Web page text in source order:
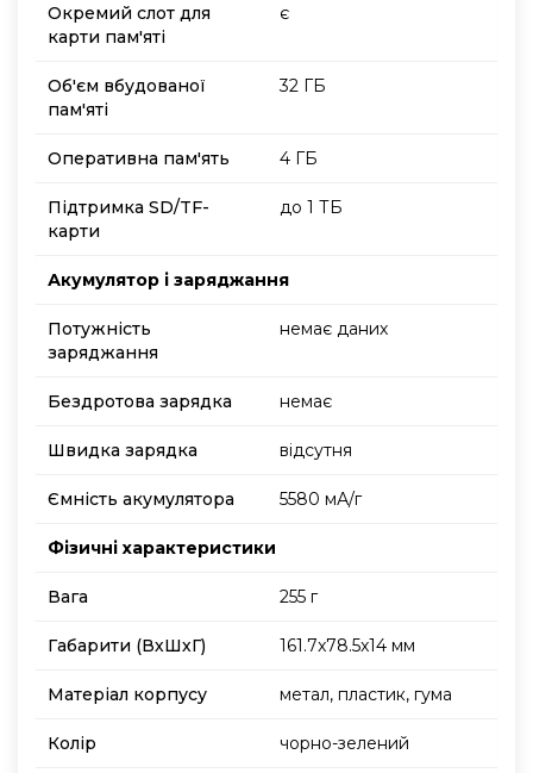
Окремий слот для
карти пам'яті
є
Об'єм вбудованої
пам'яті
32 ГБ
Оперативна пам'ять 4 ГБ
Підтримка SD/TF-
карти
до 1 ТБ
Акумулятор і заряджання
Потужність
заряджання
немає даних
Бездротова зарядка немає
Швидка зарядка відсутня
Ємність акумулятора 5580 мА/г
Фізичні характеристики
Вага 255 г
Габарити (ВхШхГ) 161.7x78.5x14 мм
Матеріал корпусу метал, пластик, гума
Колір чорно-зелений